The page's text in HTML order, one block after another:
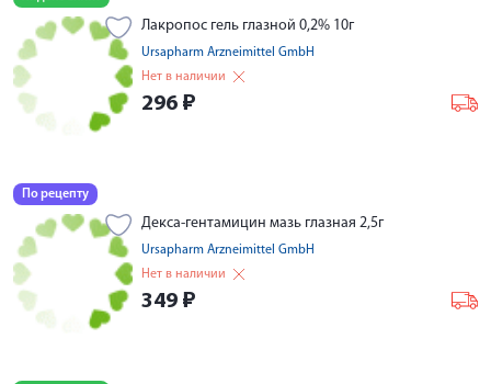
Лакропос гель глазной 0,2% 10г
Ursapharm Arzneimittel GmbH
Нет в наличии
296 ₽
По рецепту
Декса-гентамицин мазь глазная 2,5г
Ursapharm Arzneimittel GmbH
Нет в наличии
349 ₽